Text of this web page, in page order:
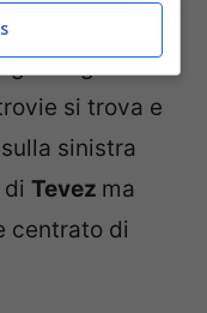
una gara
Ogni
si trova e
sinistra
Tevez ma
centrato di